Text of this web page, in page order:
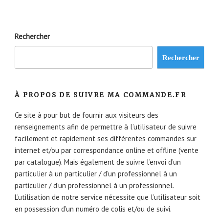
Rechercher
Rechercher
À PROPOS DE SUIVRE MA COMMANDE.FR
Ce site à pour but de fournir aux visiteurs des
renseignements afin de permettre à l’utilisateur de suivre
facilement et rapidement ses différentes commandes sur
internet et/ou par correspondance online et offline (vente
par catalogue). Mais également de suivre l’envoi d’un
particulier à un particulier / d’un professionnel à un
particulier / d’un professionnel à un professionnel.
L’utilisation de notre service nécessite que l’utilisateur soit
en possession d’un numéro de colis et/ou de suivi.